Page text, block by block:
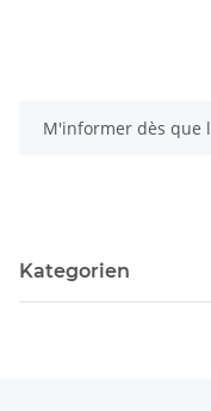
M'informer dès que
Kategorien